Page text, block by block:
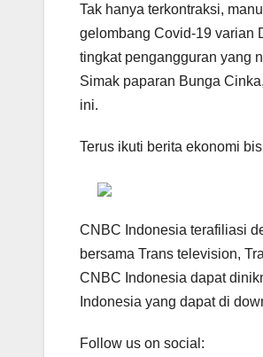
Tak hanya terkontraksi,
gelombang Covid-19 varian
tingkat pengangguran yang
Simak paparan Bunga
ini.
Terus ikuti berita ekonomi
CNBC Indonesia terafiliasi
bersama Trans television,
CNBC Indonesia dapat
Indonesia yang dapat di
Follow us on social: